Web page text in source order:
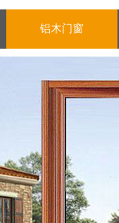
铝木门窗